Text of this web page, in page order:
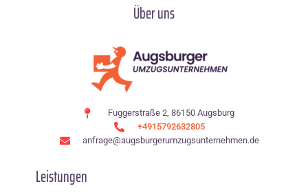
Über uns
Fuggerstraße 2, 86150 Augsburg
+4915792632805
anfrage@augsburgerumzugsunternehmen.de
Leistungen